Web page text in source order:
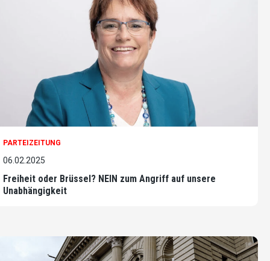
PARTEIZEITUNG
06.02.2025
Freiheit oder Brüssel? NEIN zum Angriff auf unsere
Unabhängigkeit